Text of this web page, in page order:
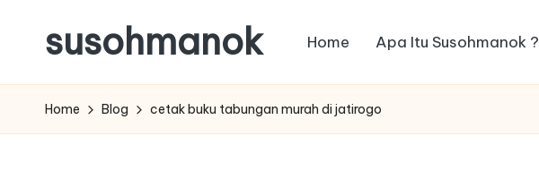
content
susohmanok Home Apa Itu Susohmanok ?
Home Blog cetak buku tabungan murah di jatirogo